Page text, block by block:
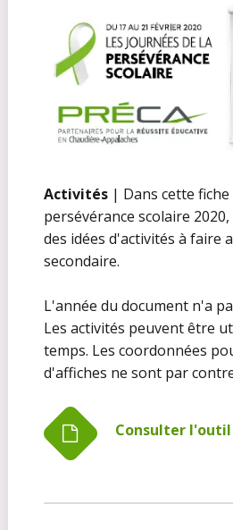
Activités| Dans cette fiche
persévérance scolaire
des idées d'activités à faire
secondaire.
L'année du document n'a
Les activités peuvent être
temps. Les coordonnées
d'affiches ne sont par
Consulter l'outil